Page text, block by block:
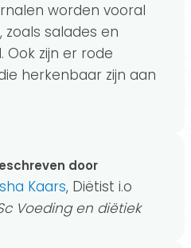
worden vooral
salades en
Ook zijn er rode
herkenbaar zijn aan
door
Kaars, Diëtist i.o
Voeding en diëtiek